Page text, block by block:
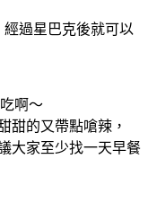
過星巴克後就可以
啊～
甜的又帶點嗆辣，
大家至少找一天早餐